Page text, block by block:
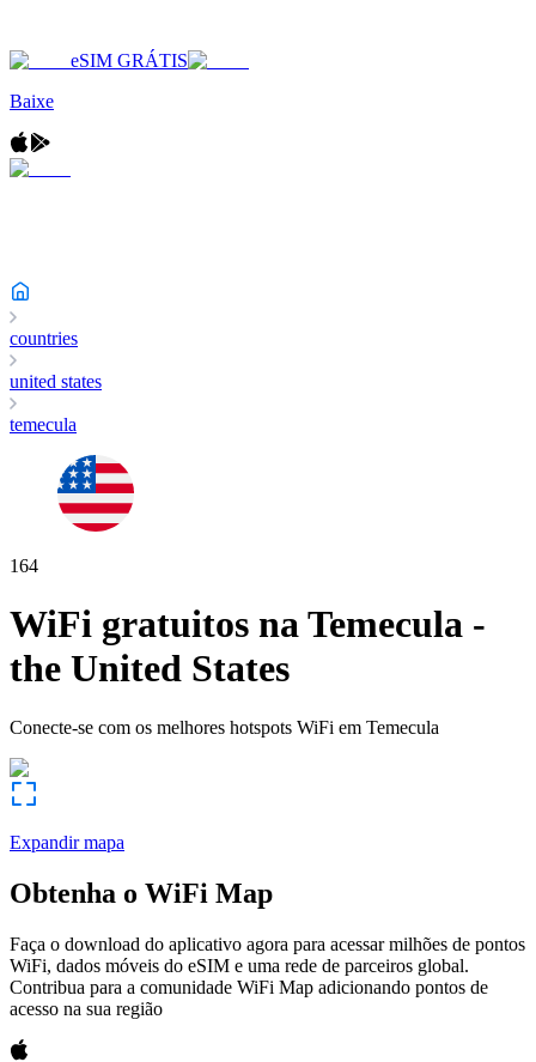
eSIM GRÁTIS
Baixe
countries
united states
temecula
164
WiFi gratuitos naTemecula -
the United States
Conecte-se com os melhores hotspots WiFi em Temecula
Expandir mapa
Obtenha o WiFi Map
Faça o download do aplicativo agora para acessar milhões de pontos
WiFi, dados móveis do eSIM e uma rede de parceiros global.
Contribua para a comunidade WiFi Map adicionando pontos de
acesso na sua região